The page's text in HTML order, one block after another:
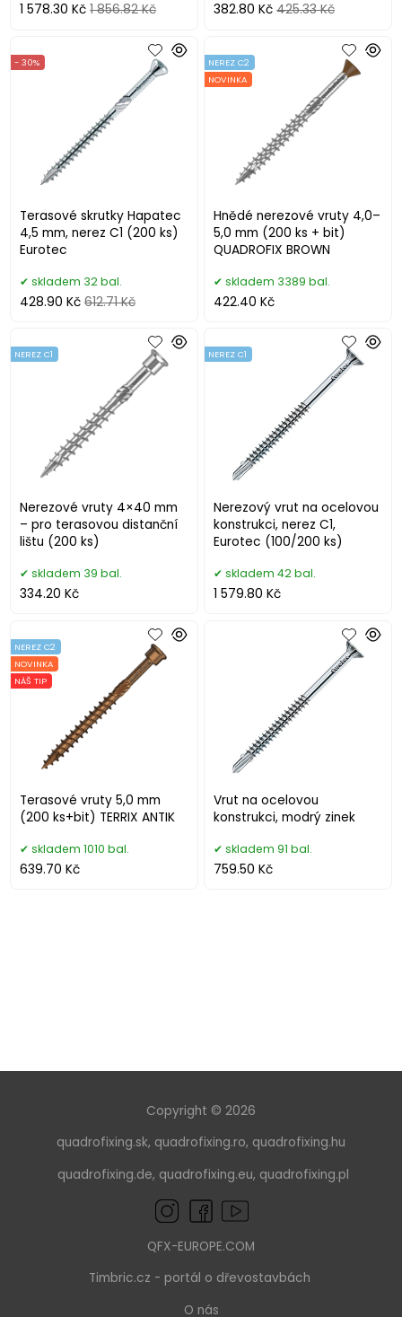
1 578.30 Kč 1 856.82 Kč 382.80 Kč 425.33 Kč
Terasové skrutky Hapatec
4,5 mm, nerez C1 (200 ks)
Eurotec
- 30%
skladem 32 bal.
428.90 Kč 612.71 Kč
Hnědé nerezové vruty 4,0–
5,0 mm (200 ks + bit)
QUADROFIX BROWN
NEREZ C2
NOVINKA
skladem 3389 bal.
422.40 Kč
Nerezové vruty 4×40 mm
– pro terasovou distanční
lištu (200 ks)
NEREZ C1
skladem 39 bal.
334.20 Kč
Nerezový vrut na ocelovou
konstrukci, nerez C1,
Eurotec (100/200 ks)
NEREZ C1
skladem 42 bal.
1 579.80 Kč
Terasové vruty 5,0 mm
(200 ks+bit) TERRIX ANTIK
NEREZ C2
NOVINKA
NÁŠ TIP
skladem 1010 bal.
639.70 Kč
Vrut na ocelovou
konstrukci, modrý zinek
skladem 91 bal.
759.50 Kč
Copyright © 2026
quadrofixing.sk, quadrofixing.ro, quadrofixing.hu
quadrofixing.de, quadrofixing.eu, quadrofixing.pl
QFX-EUROPE.COM
Timbric.cz - portál o dřevostavbách
O nás